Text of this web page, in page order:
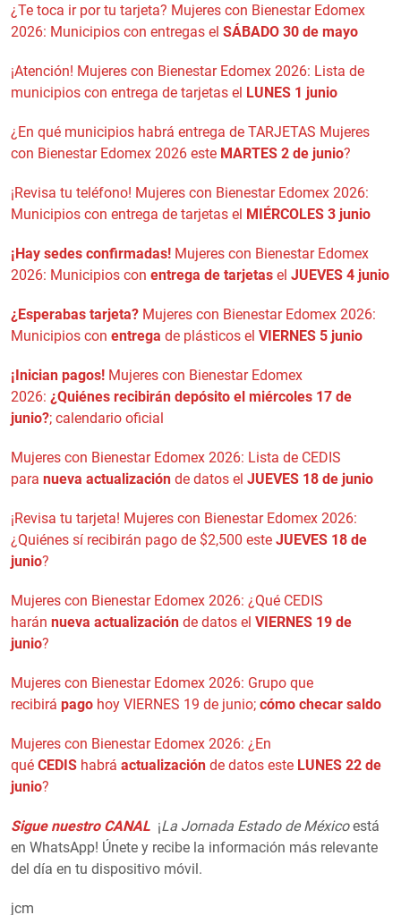
¿Te toca ir por tu tarjeta? Mujeres con Bienestar Edomex
2026: Municipios con entregas el SÁBADO 30 de mayo
¡Atención! Mujeres con Bienestar Edomex 2026: Lista de
municipios con entrega de tarjetas el LUNES 1 junio
¿En qué municipios habrá entrega de TARJETAS Mujeres
con Bienestar Edomex 2026 este MARTES 2 de junio?
¡Revisa tu teléfono! Mujeres con Bienestar Edomex 2026:
Municipios con entrega de tarjetas el MIÉRCOLES 3 junio
¡Hay sedes confirmadas! Mujeres con Bienestar Edomex
2026: Municipios con entrega de tarjetas el JUEVES 4 junio
¿Esperabas tarjeta? Mujeres con Bienestar Edomex 2026:
Municipios con entrega de plásticos el VIERNES 5 junio
¡Inician pagos! Mujeres con Bienestar Edomex
2026: ¿Quiénes recibirán depósito el miércoles 17 de
junio?; calendario oficial
Mujeres con Bienestar Edomex 2026: Lista de CEDIS
para nueva actualización de datos el JUEVES 18 de junio
¡Revisa tu tarjeta! Mujeres con Bienestar Edomex 2026:
¿Quiénes sí recibirán pago de $2,500 este JUEVES 18 de
junio?
Mujeres con Bienestar Edomex 2026: ¿Qué CEDIS
harán nueva actualización de datos el VIERNES 19 de
junio?
Mujeres con Bienestar Edomex 2026: Grupo que
recibirá pago hoy VIERNES 19 de junio; cómo checar saldo
Mujeres con Bienestar Edomex 2026: ¿En
qué CEDIS habrá actualización de datos este LUNES 22 de
junio?
Sigue nuestro CANAL ¡La Jornada Estado de Méxicoestá
en WhatsApp! Únete y recibe la información más relevante
del día en tu dispositivo móvil.
jcm